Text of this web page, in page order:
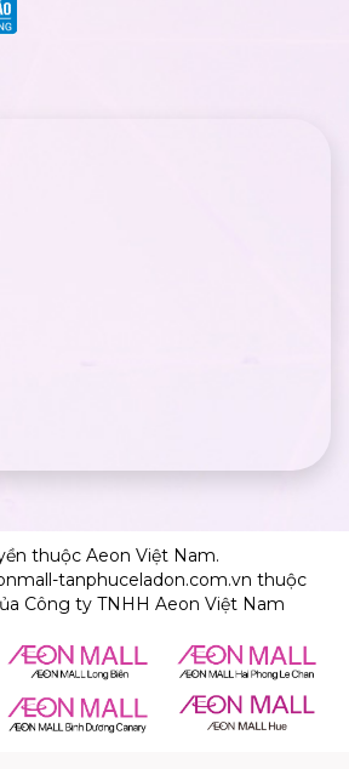
thuộc Aeon Việt Nam.
tanphuceladon.com.vn thuộc
Công ty TNHH Aeon Việt Nam